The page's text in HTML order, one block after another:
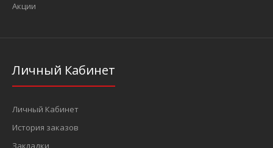
Акции
Личный Кабинет
Личный Кабинет
История заказов
Закладки